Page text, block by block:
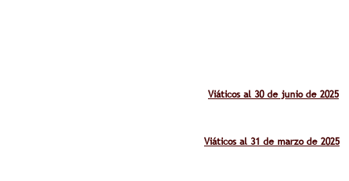
Viáticos al 30 de junio de 2025
Viáticos al 31 de marzo de 2025